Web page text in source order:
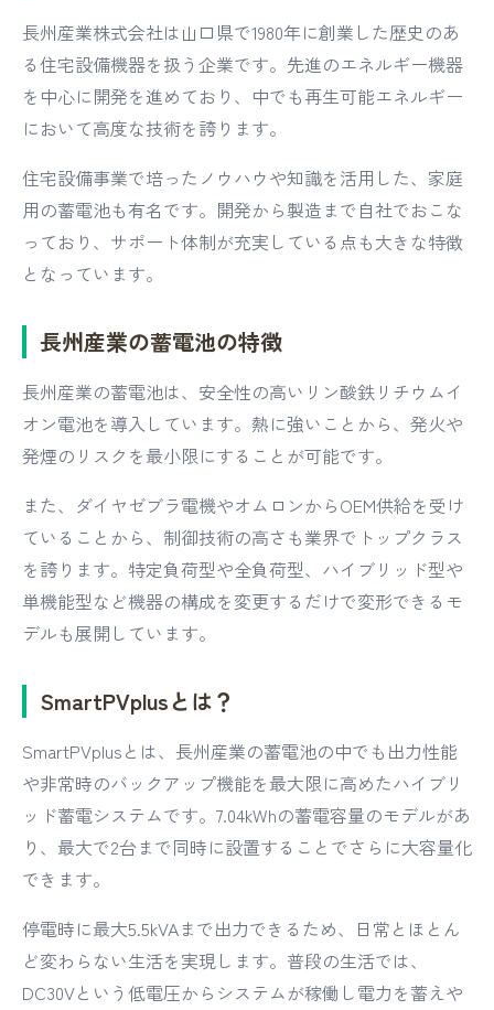
長州産業株式会社は山口県で1980年に創業した歴史のあ
る住宅設備機器を扱う企業です。先進のエネルギー機器
を中心に開発を進めており、中でも再生可能エネルギー
において高度な技術を誇ります。
住宅設備事業で培ったノウハウや知識を活用した、家庭
用の蓄電池も有名です。開発から製造まで自社でおこな
っており、サポート体制が充実している点も大きな特徴
となっています。
長州産業の蓄電池の特徴
長州産業の蓄電池は、安全性の高いリン酸鉄リチウムイ
オン電池を導入しています。熱に強いことから、発火や
発煙のリスクを最小限にすることが可能です。
また、ダイヤゼブラ電機やオムロンからOEM供給を受け
ていることから、制御技術の高さも業界でトップクラス
を誇ります。特定負荷型や全負荷型、ハイブリッド型や
単機能型など機器の構成を変更するだけで変形できるモ
デルも展開しています。
SmartPVplusとは？
SmartPVplusとは、長州産業の蓄電池の中でも出力性能
や非常時のバックアップ機能を最大限に高めたハイブリ
ッド蓄電システムです。7.04kWhの蓄電容量のモデルがあ
り、最大で2台まで同時に設置することでさらに大容量化
できます。
停電時に最大5.5kVAまで出力できるため、日常とほとん
ど変わらない生活を実現します。普段の生活では、
DC30Vという低電圧からシステムが稼働し電力を蓄えや